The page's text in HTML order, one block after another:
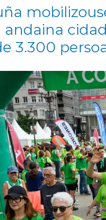
andaina
3.300